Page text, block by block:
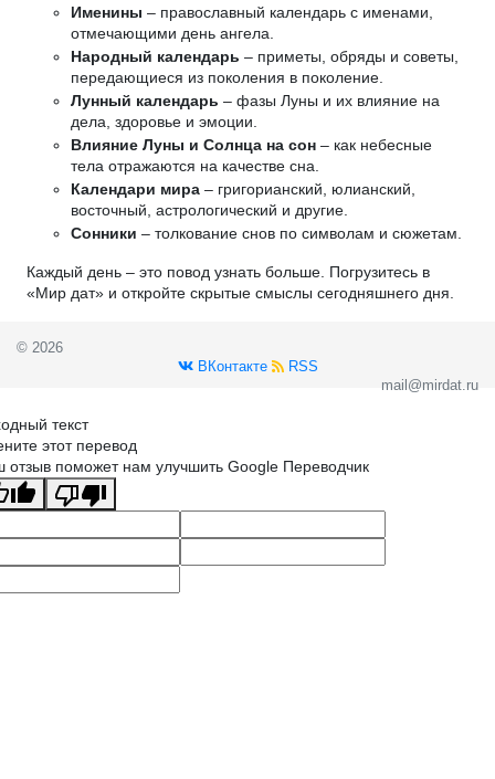
Именины – православный календарь с именами,
отмечающими день ангела.
Народный календарь – приметы, обряды и советы,
передающиеся из поколения в поколение.
Лунный календарь – фазы Луны и их влияние на
дела, здоровье и эмоции.
Влияние Луны и Солнца на сон – как небесные
тела отражаются на качестве сна.
Календари мира – григорианский, юлианский,
восточный, астрологический и другие.
Сонники – толкование снов по символам и сюжетам.
Каждый день – это повод узнать больше. Погрузитесь в
«Мир дат» и откройте скрытые смыслы сегодняшнего дня.
© 2026
ВКонтакте
RSS
mail@mirdat.ru
текст
этот перевод
отзыв поможет нам улучшить Google Переводчик